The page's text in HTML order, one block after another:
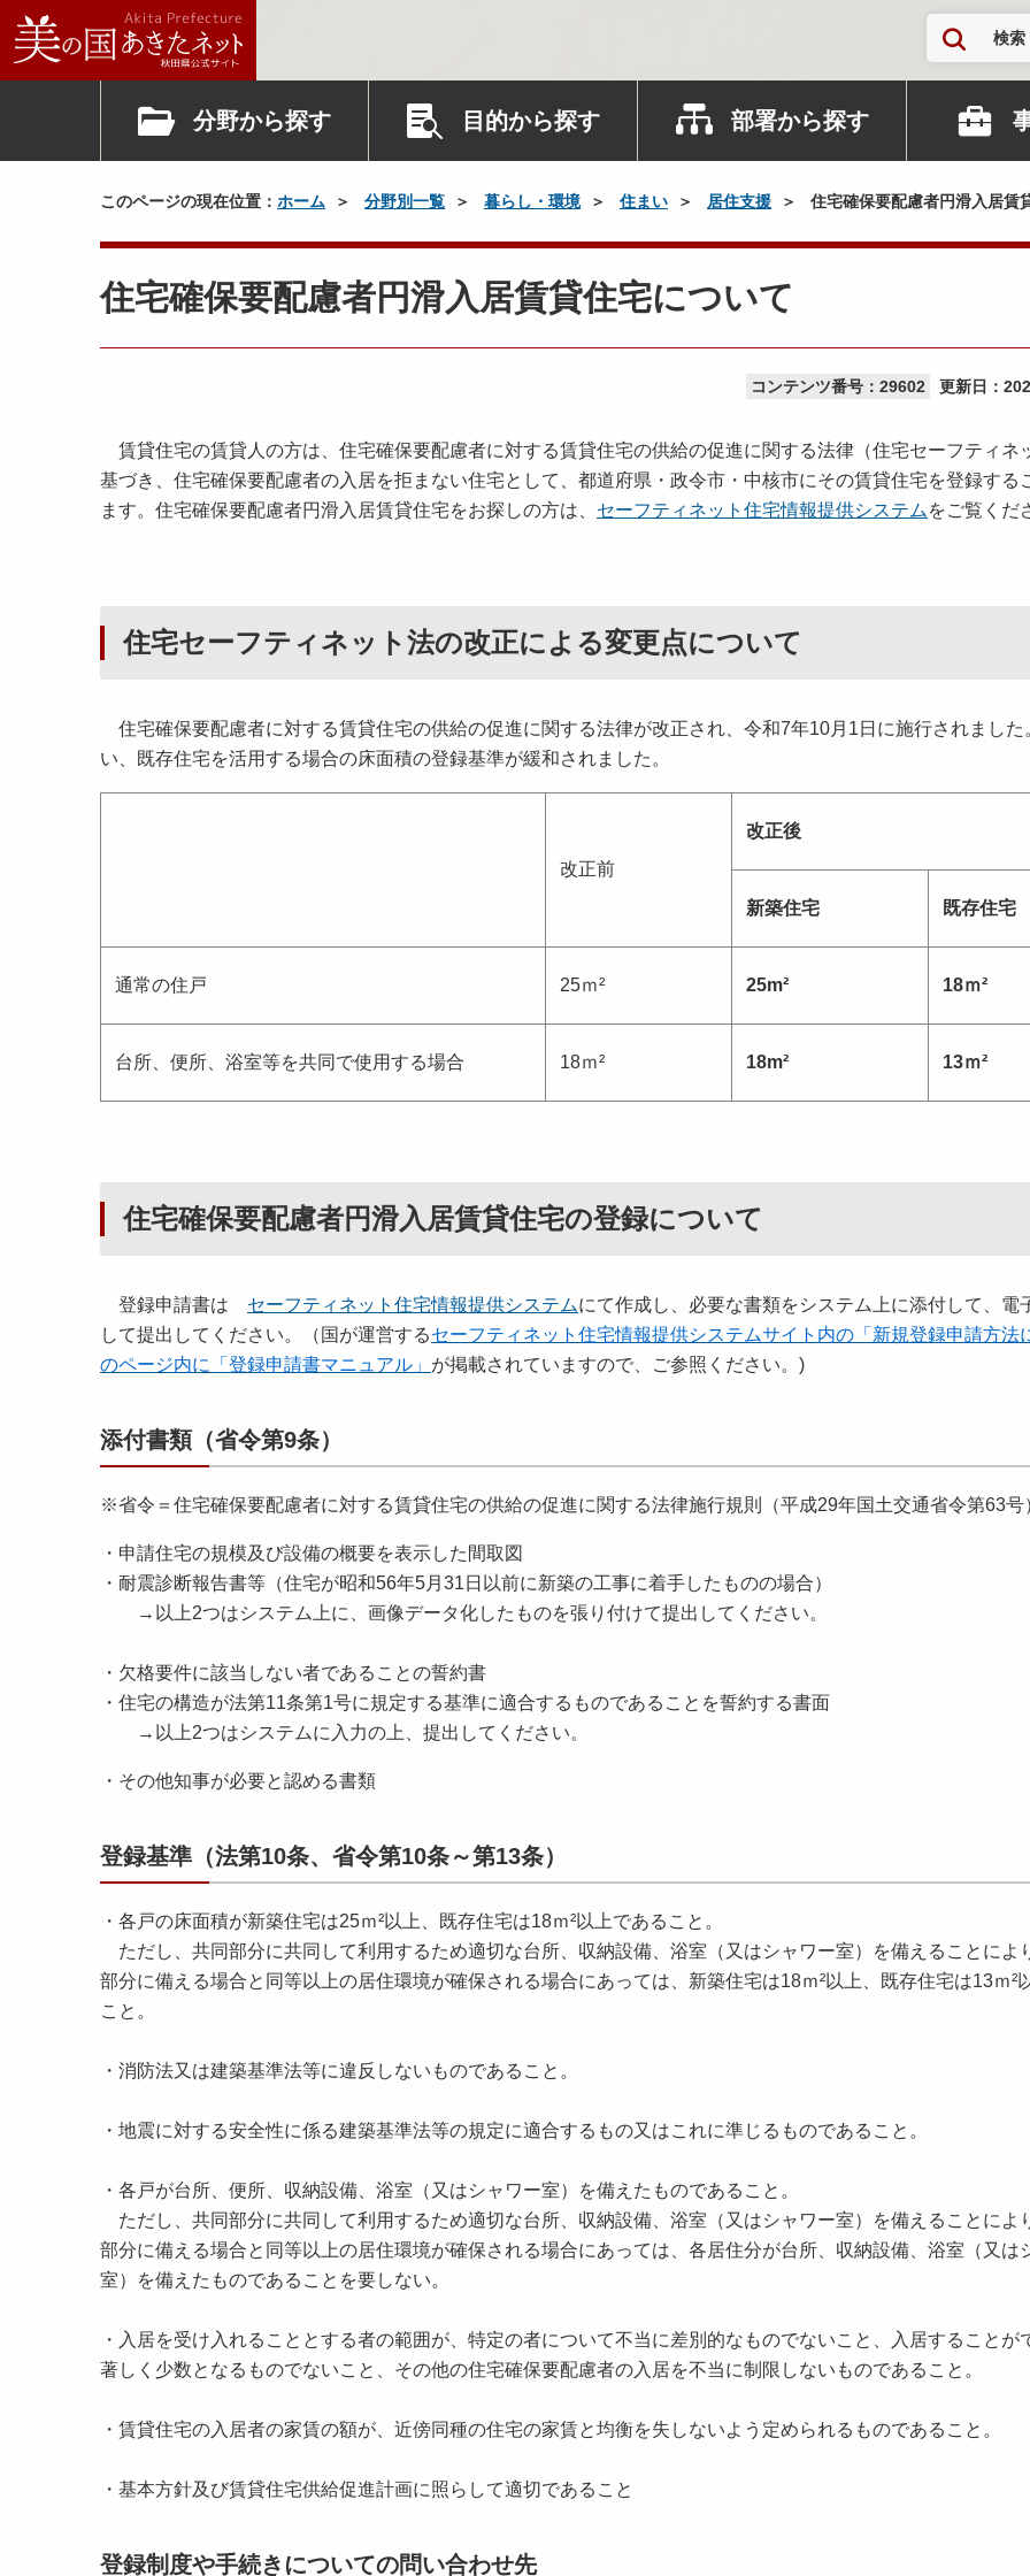
検索
分野から探す 目的から探す 部署から探す
このページの現在位置： ホーム 分野別一覧 暮らし・環境 住まい 居住支援 住宅確保要配慮者円滑入居賃
住宅確保要配慮者円滑入居賃貸住宅について
コンテンツ番号：29602 更新日：
賃貸住宅の賃貸人の方は、住宅確保要配慮者に対する賃貸住宅の供給の促進に関する法律（住宅セーフティネ
基づき、住宅確保要配慮者の入居を拒まない住宅として、都道府県・政令市・中核市にその賃貸住宅を登録する
ます。住宅確保要配慮者円滑入居賃貸住宅をお探しの方は、 セーフティネット住宅情報提供システム をご覧くだ
住宅セーフティネット法の改正による変更点について
住宅確保要配慮者に対する賃貸住宅の供給の促進に関する法律が改正され、令和7年10月1日に施行されました
い、既存住宅を活用する場合の床面積の登録基準が緩和されました。
改正前
改正後
新築住宅 既存住宅
通常の住戸 25ｍ² 25m² 18ｍ²
台所、便所、浴室等を共同で使用する場合 18ｍ² 18m² 13ｍ²
住宅確保要配慮者円滑入居賃貸住宅の登録について
登録申請書は セーフティネット住宅情報提供システムにて作成し、必要な書類をシステム上に添付して、電
して提出してください。（国が運営するセーフティネット住宅情報提供システムサイト内の「新規登録申請方法
のページ内に「登録申請書マニュアル」 が掲載されていますので、ご参照ください。)
添付書類（省令第9条）
※省令＝住宅確保要配慮者に対する賃貸住宅の供給の促進に関する法律施行規則（平成29年国土交通省令第63号
・申請住宅の規模及び設備の概要を表示した間取図
・耐震診断報告書等（住宅が昭和56年5月31日以前に新築の工事に着手したものの場合）
→以上2つはシステム上に、画像データ化したものを張り付けて提出してください。
・欠格要件に該当しない者であることの誓約書
・住宅の構造が法第11条第1号に規定する基準に適合するものであることを誓約する書面
→以上2つはシステムに入力の上、提出してください。
・その他知事が必要と認める書類
登録基準（法第10条、省令第10条～第13条）
・各戸の床面積が新築住宅は25ｍ²以上、既存住宅は18ｍ²以上であること。
ただし、共同部分に共同して利用するため適切な台所、収納設備、浴室（又はシャワー室）を備えることによ
部分に備える場合と同等以上の居住環境が確保される場合にあっては、新築住宅は18ｍ²以上、既存住宅は13ｍ²
こと。
・消防法又は建築基準法等に違反しないものであること。
・地震に対する安全性に係る建築基準法等の規定に適合するもの又はこれに準じるものであること。
・各戸が台所、便所、収納設備、浴室（又はシャワー室）を備えたものであること。
ただし、共同部分に共同して利用するため適切な台所、収納設備、浴室（又はシャワー室）を備えることによ
部分に備える場合と同等以上の居住環境が確保される場合にあっては、各居住分が台所、収納設備、浴室（又は
室）を備えたものであることを要しない。
・入居を受け入れることとする者の範囲が、特定の者について不当に差別的なものでないこと、入居することが
著しく少数となるものでないこと、その他の住宅確保要配慮者の入居を不当に制限しないものであること。
・賃貸住宅の入居者の家賃の額が、近傍同種の住宅の家賃と均衡を失しないよう定められるものであること。
・基本方針及び賃貸住宅供給促進計画に照らして適切であること
登録制度や手続きについての問い合わせ先